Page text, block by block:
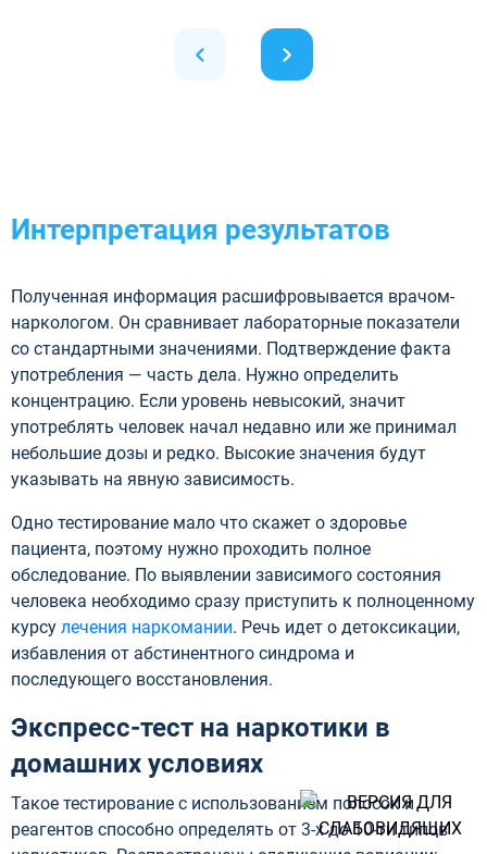
Интерпретация результатов
Полученная информация расшифровывается врачом-
наркологом. Он сравнивает лабораторные показатели
со стандартными значениями. Подтверждение факта
употребления — часть дела. Нужно определить
концентрацию. Если уровень невысокий, значит
употреблять человек начал недавно или же принимал
небольшие дозы и редко. Высокие значения будут
указывать на явную зависимость.
Одно тестирование мало что скажет о здоровье
пациента, поэтому нужно проходить полное
обследование. По выявлении зависимого состояния
человека необходимо сразу приступить к полноценному
курсу лечения наркомании. Речь идет о детоксикации,
избавления от абстинентного синдрома и
последующего восстановления.
Экспресс-тест на наркотики в
домашних условиях
Такое тестирование с использованием полосок и
реагентов способно определять от 3-х до 10-ти типов